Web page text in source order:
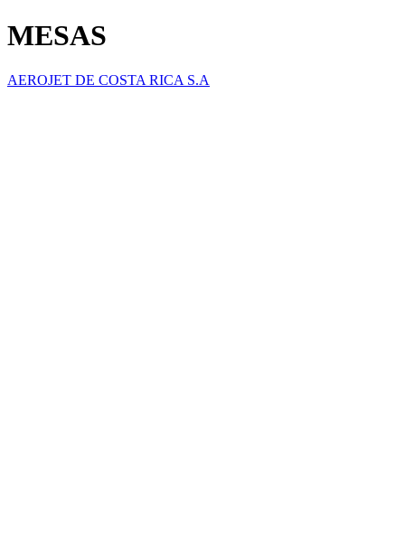
MESAS
AEROJET DE COSTA RICA S.A